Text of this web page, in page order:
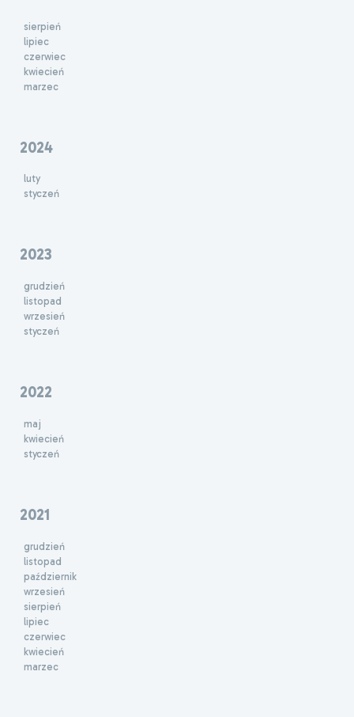
sierpień
lipiec
czerwiec
kwiecień
marzec
2024
luty
styczeń
2023
grudzień
listopad
wrzesień
styczeń
2022
maj
kwiecień
styczeń
2021
grudzień
listopad
październik
wrzesień
sierpień
lipiec
czerwiec
kwiecień
marzec